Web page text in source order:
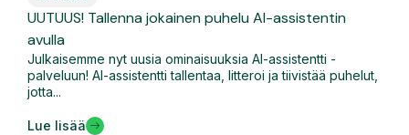
UUTUUS! Tallenna jokainen puhelu AI-assistentin
avulla
Julkaisemme nyt uusia ominaisuuksia AI-assistentti -
palveluun! AI-assistentti tallentaa, litteroi ja tiivistää puhelut,
jotta...
Lue lisää